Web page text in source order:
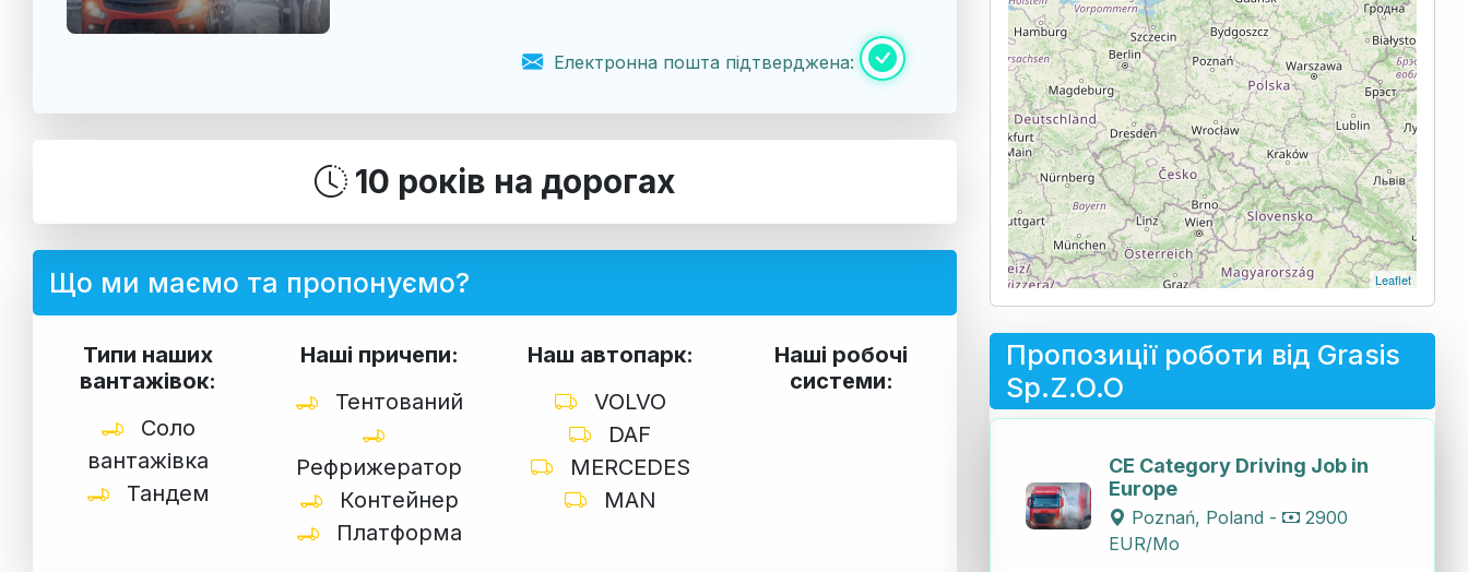
Електронна пошта підтверджена:
10 років на дорогах
Що ми маємо та пропонуємо?
Типи наших
вантажівок:
Соло
вантажівка
Тандем
Наші причепи:
Тентований
Рефрижератор
Контейнер
Платформа
Наш автопарк:
VOLVO
DAF
MERCEDES
MAN
Наші робочі
системи:
Leaflet
Пропозиції роботи від Grasis
Sp.Z.O.O
CE Category Driving Job in
Europe
Poznań, Poland -
2900
EUR/Mo